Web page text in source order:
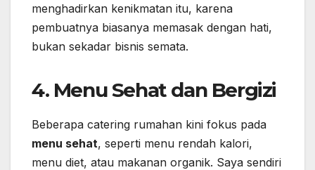
menghadirkan kenikmatan itu, karena
pembuatnya biasanya memasak dengan hati,
bukan sekadar bisnis semata.
4. Menu Sehat dan Bergizi
Beberapa catering rumahan kini fokus pada
menu sehat, seperti menu rendah kalori,
menu diet, atau makanan organik. Saya sendiri